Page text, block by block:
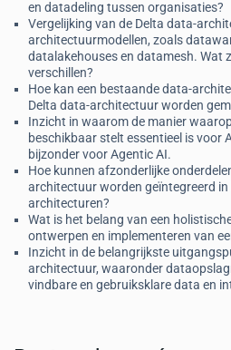
en datadeling tussen organisaties?
Vergelijking van de Delta data-
architectuurmodellen, zoals
datalakehouses en datamesh. Wat
verschillen?
Hoe kan een bestaande data-
Delta data-architectuur worden
Inzicht in waarom de manier
beschikbaar stelt essentieel is voor
bijzonder voor Agentic AI.
Hoe kunnen afzonderlijke
architectuur worden geïntegreerd
architecturen?
Wat is het belang van een
ontwerpen en implementeren van
Inzicht in de belangrijkste
architectuur, waaronder
vindbare en gebruiksklare data en